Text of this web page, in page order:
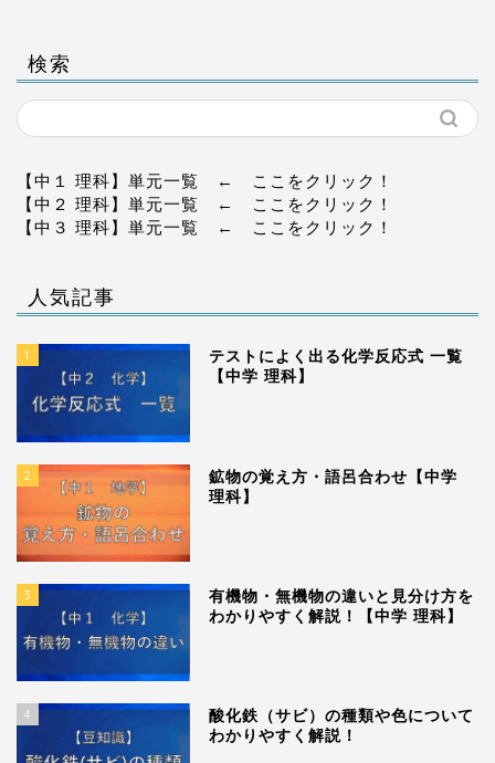
検索
【中１ 理科】単元一覧 ← ここをクリック！
【中２ 理科】単元一覧 ← ここをクリック！
【中３ 理科】単元一覧 ← ここをクリック！
人気記事
1
テストによく出る化学反応式 一覧
【中学 理科】
2
鉱物の覚え方・語呂合わせ【中学
理科】
3
有機物・無機物の違いと見分け方を
わかりやすく解説！【中学 理科】
4
酸化鉄（サビ）の種類や色について
わかりやすく解説！